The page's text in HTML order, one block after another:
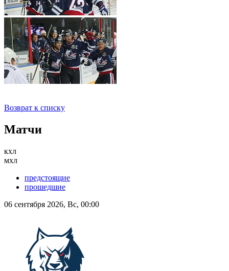
Возврат к списку
Матчи
кхл
мхл
предстоящие
прошедшие
06 сентября 2026, Вс, 00:00